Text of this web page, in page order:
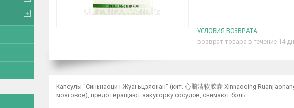
возврат товара в течение 14
Капсулы "Синьнаоцин Жуаньцзяонан" (кит. 心脑清软胶囊 Xinnaoqing
мозговое), предотвращают закупорку сосудов, снимают боль.